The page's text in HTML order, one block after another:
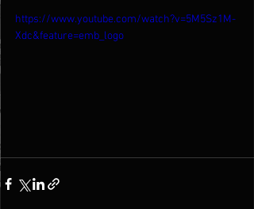
https://www.youtube.com/watch?v=5M5Sz1M-
Xdc&feature=emb_logo